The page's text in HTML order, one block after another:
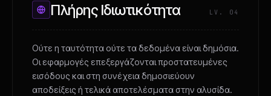
Πλήρης Ιδιωτικότητα LV. 04
Ούτε η ταυτότητα ούτε τα δεδομένα είναι δημόσια.
Οι εφαρμογές επεξεργάζονται προστατευμένες
εισόδους και στη συνέχεια δημοσιεύουν
αποδείξεις ή τελικά αποτελέσματα στην αλυσίδα.